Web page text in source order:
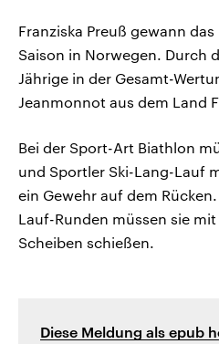
Franziska Preuß gewann
Saison in Norwegen. Durch
Jährige in der Gesamt-
Jeanmonnot aus dem Land
Bei der Sport-Art Biathlon
und Sportler Ski-Lang-Lauf
ein Gewehr auf dem
Lauf-Runden müssen sie
Scheiben schießen.
Diese Meldung als epub